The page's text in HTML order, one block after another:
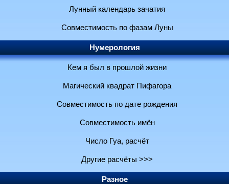
Лунный календарь зачатия
Совместимость по фазам Луны
Нумерология
Кем я был в прошлой жизни
Магический квадрат Пифагора
Совместимость по дате рождения
Совместимость имён
Число Гуа, расчёт
Другие расчёты >>>
Разное